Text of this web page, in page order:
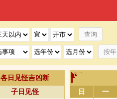
按
各日见怪吉凶断
子日见怪
日 一